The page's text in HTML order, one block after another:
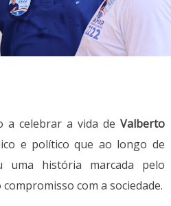
a celebrar a vida de Valberto
e político que ao longo de
uma história marcada pelo
com a sociedade.